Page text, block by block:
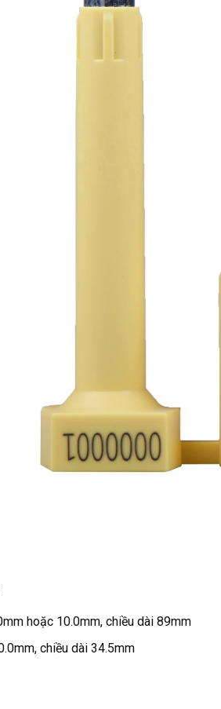
hoặc 10.0mm, chiều dài 89mm
chiều dài 34.5mm